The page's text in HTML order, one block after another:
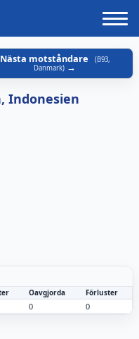
Nästa motståndare (B93,
Danmark)
Indonesien
Oavgjorda Förluster
0 0